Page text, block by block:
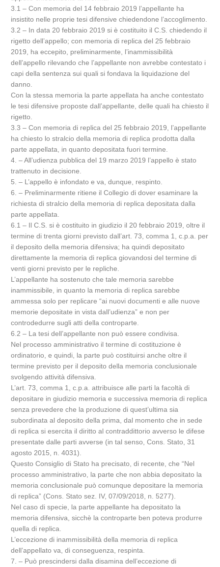
3.1 – Con memoria del 14 febbraio 2019 l’appellante ha
insistito nelle proprie tesi difensive chiedendone l’accoglimento.
3.2 – In data 20 febbraio 2019 si è costituito il C.S. chiedendo il
rigetto dell’appello; con memoria di replica del 25 febbraio
2019, ha eccepito, preliminarmente, l’inammissibilità
dell’appello rilevando che l’appellante non avrebbe contestato i
capi della sentenza sui quali si fondava la liquidazione del
danno.
Con la stessa memoria la parte appellata ha anche contestato
le tesi difensive proposte dall’appellante, delle quali ha chiesto il
rigetto.
3.3 – Con memoria di replica del 25 febbraio 2019, l’appellante
ha chiesto lo stralcio della memoria di replica prodotta dalla
parte appellata, in quanto depositata fuori termine.
4. – All’udienza pubblica del 19 marzo 2019 l’appello è stato
trattenuto in decisione.
5. – L’appello è infondato e va, dunque, respinto.
6. – Preliminarmente ritiene il Collegio di dover esaminare la
richiesta di stralcio della memoria di replica depositata dalla
parte appellata.
6.1 – Il C.S. si è costituito in giudizio il 20 febbraio 2019, oltre il
termine di trenta giorni previsto dall’art. 73, comma 1, c.p.a. per
il deposito della memoria difensiva; ha quindi depositato
direttamente la memoria di replica giovandosi del termine di
venti giorni previsto per le repliche.
L’appellante ha sostenuto che tale memoria sarebbe
inammissibile, in quanto la memoria di replica sarebbe
ammessa solo per replicare “ai nuovi documenti e alle nuove
memorie depositate in vista dall’udienza” e non per
controdedurre sugli atti della controparte.
6.2 – La tesi dell’appellante non può essere condivisa.
Nel processo amministrativo il termine di costituzione è
ordinatorio, e quindi, la parte può costituirsi anche oltre il
termine previsto per il deposito della memoria conclusionale
svolgendo attività difensiva.
L’art. 73, comma 1, c.p.a. attribuisce alle parti la facoltà di
depositare in giudizio memoria e successiva memoria di replica
senza prevedere che la produzione di quest’ultima sia
subordinata al deposito della prima, dal momento che in sede
di replica si esercita il diritto al contraddittorio avverso le difese
presentate dalle parti avverse (in tal senso, Cons. Stato, 31
agosto 2015, n. 4031).
Questo Consiglio di Stato ha precisato, di recente, che “Nel
processo amministrativo, la parte che non abbia depositato la
memoria conclusionale può comunque depositare la memoria
di replica” (Cons. Stato sez. IV, 07/09/2018, n. 5277).
Nel caso di specie, la parte appellante ha depositato la
memoria difensiva, sicchè la controparte ben poteva produrre
quella di replica.
L’eccezione di inammissibilità della memoria di replica
dell’appellato va, di conseguenza, respinta.
7. – Può prescindersi dalla disamina dell’eccezione di